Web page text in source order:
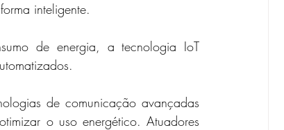
inteligente.
de energia, a tecnologia IoT
de comunicação avançadas
o uso energético. Atuadores